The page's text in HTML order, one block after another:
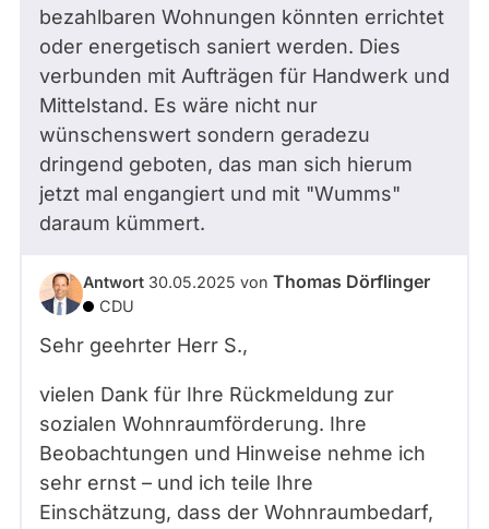
bezahlbaren Wohnungen könnten errichtet
oder energetisch saniert werden. Dies
verbunden mit Aufträgen für Handwerk und
Mittelstand. Es wäre nicht nur
wünschenswert sondern geradezu
dringend geboten, das man sich hierum
jetzt mal engangiert und mit "Wumms"
daraum kümmert.
Antwort 30.05.2025 von Thomas Dörflinger
CDU
Sehr geehrter Herr S.,
vielen Dank für Ihre Rückmeldung zur
sozialen Wohnraumförderung. Ihre
Beobachtungen und Hinweise nehme ich
sehr ernst – und ich teile Ihre
Einschätzung, dass der Wohnraumbedarf,